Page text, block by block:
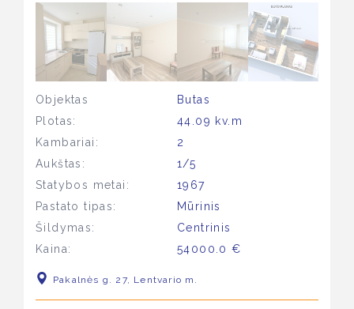
Objektas
Butas
Plotas:
44.09 kv.m
Kambariai:
2
Aukštas:
1/5
Statybos metai:
1967
Pastato tipas:
Mūrinis
Šildymas:
Centrinis
Kaina:
54000.0 €
Pakalnės g. 27, Lentvario m.